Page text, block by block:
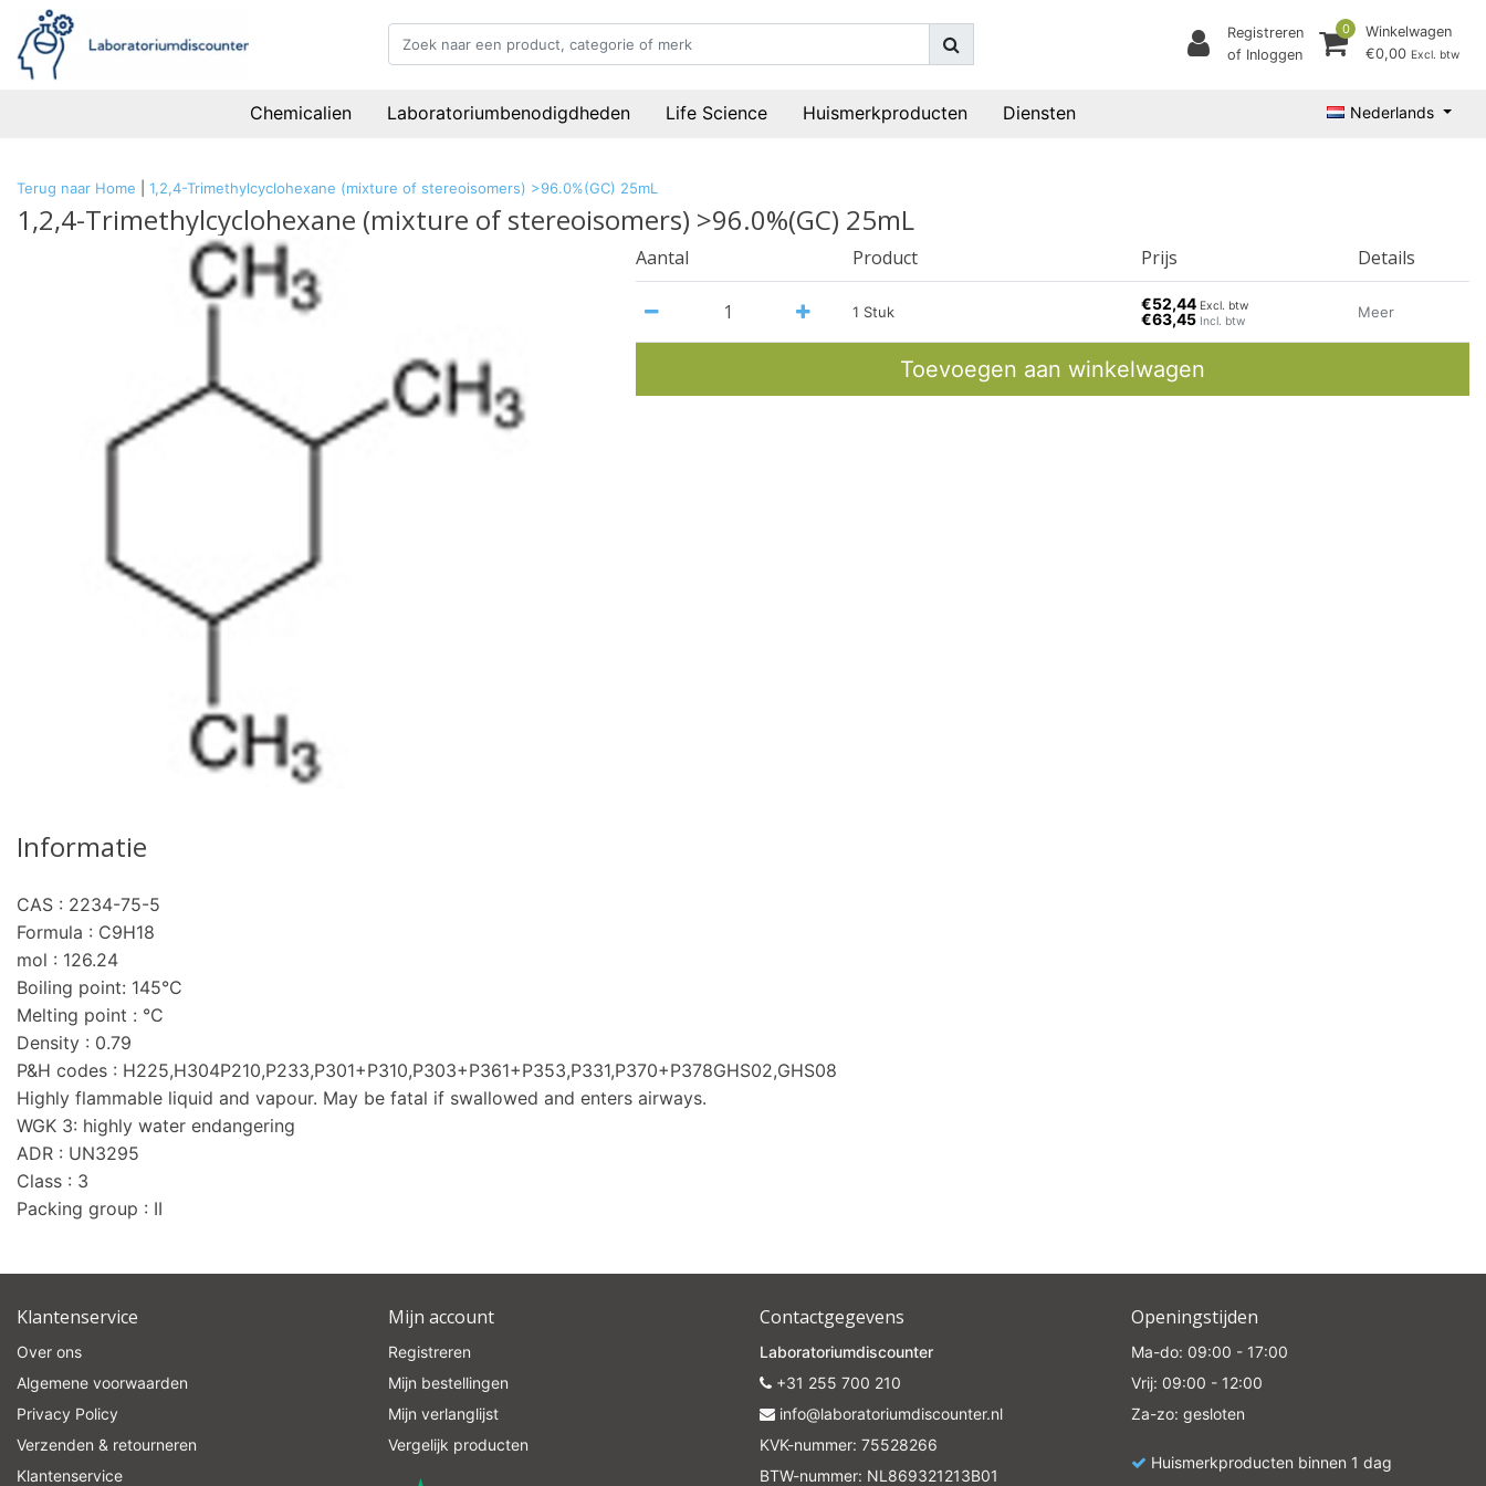
Registreren
of Inloggen
0
Winkelwagen
€0,00 Excl. btw
Chemicalien Laboratoriumbenodigdheden Life Science Huismerkproducten Diensten Nederlands
Terug naar Home 1,2,4-Trimethylcyclohexane (mixture of stereoisomers) >96.0%(GC) 25mL
1,2,4-Trimethylcyclohexane (mixture of stereoisomers) >96.0%(GC) 25mL
Aantal Product Prijs Details
1 Stuk €52,44 Excl. btw
€63,45 Incl. btw
Meer
Toevoegen aan winkelwagen
Informatie
CAS : 2234-75-5
Formula : C9H18
mol : 126.24
Boiling point: 145°C
Melting point : °C
Density : 0.79
P&H codes : H225,H304P210,P233,P301+P310,P303+P361+P353,P331,P370+P378GHS02,GHS08
Highly flammable liquid and vapour. May be fatal if swallowed and enters airways.
WGK 3: highly water endangering
ADR : UN3295
Class : 3
Packing group : II
Klantenservice
Over ons
Algemene voorwaarden
Privacy Policy
Verzenden & retourneren
Klantenservice
Mijn account
Registreren
Mijn bestellingen
Mijn verlanglijst
Vergelijk producten
Contactgegevens
Laboratoriumdiscounter
+31 255 700 210
info@laboratoriumdiscounter.nl
KVK-nummer: 75528266
BTW-nummer: NL869321213B01
Openingstijden
Ma-do: 09:00 - 17:00
Vrij: 09:00 - 12:00
Za-zo: gesloten
Huismerkproducten binnen 1 dag